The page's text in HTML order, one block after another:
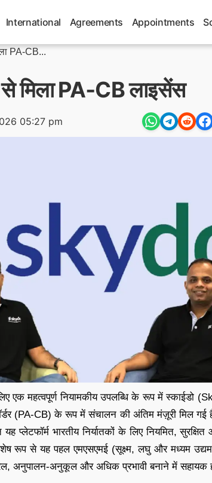
International Agreements Appointments
PA‑CB...
मिला PA‑CB लाइसेंस
05:27 pm
एक महत्वपूर्ण नियामकीय उपलब्धि के रूप में स्काईडो
(PA-CB) के रूप में संचालन की अंतिम मंज़ूरी मिल गई
प्लेटफॉर्म भारतीय निर्यातकों के लिए नियमित,
रूप से यह पहल एमएसएमई (सूक्ष्म, लघु और मध्यम
अनुपालन-अनुकूल और अधिक प्रभावी बनाने में सहायक